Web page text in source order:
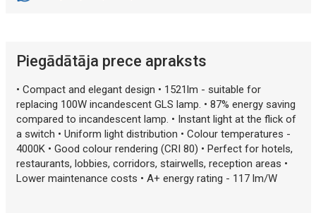
Piegādātāja prece apraksts
• Compact and elegant design • 1521lm - suitable for
replacing 100W incandescent GLS lamp. • 87% energy saving
compared to incandescent lamp. • Instant light at the flick of
a switch • Uniform light distribution • Colour temperatures -
4000K • Good colour rendering (CRI 80) • Perfect for hotels,
restaurants, lobbies, corridors, stairwells, reception areas •
Lower maintenance costs • A+ energy rating - 117 lm/W